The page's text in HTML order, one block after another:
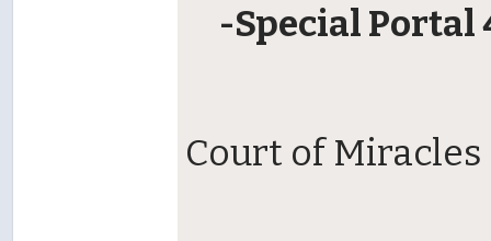
-Special Portal
Court of